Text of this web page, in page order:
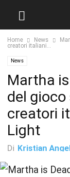
Home News
creatori italiani...
News
Martha
del
creatori
Light
Di Kristian